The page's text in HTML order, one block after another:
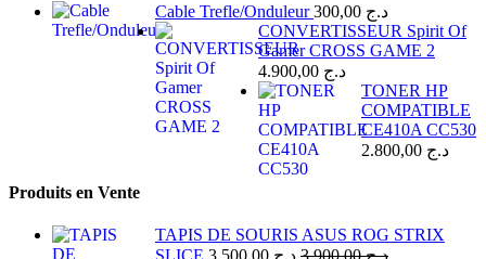
Cable Trefle/Onduleur د.ج
CONVERTISSEUR Spirit Of
Gamer CROSS GAME 2
د.ج
TONER HP
COMPATIBLE
CE410A CC530
د.ج
Produits en Vente
TAPIS DE SOURIS ASUS ROG STRIX
SLICE
د.ج د.ج3.900,00